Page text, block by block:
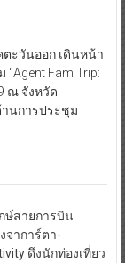
ตะวันออก เดินหน้า
Fam Trip:
ณ จังหวัด
นการประชุม
ษ์สายการบิน
จาการ์ตา-
ดึงนักท่องเที่ยว